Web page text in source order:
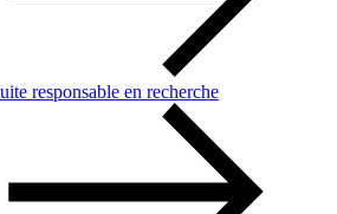
responsable en recherche